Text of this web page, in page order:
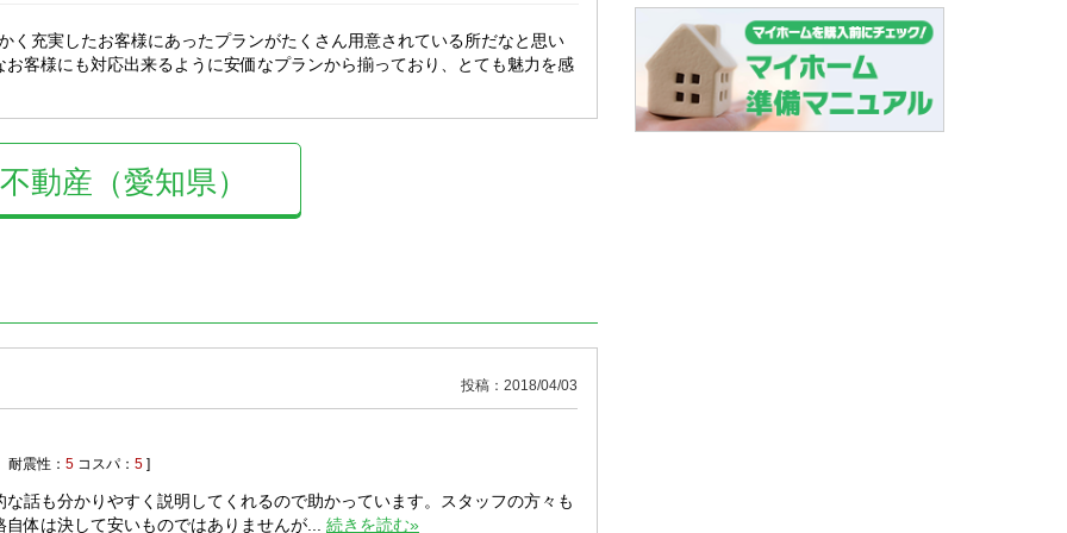
く充実したお客様にあったプランがたくさん用意されている所だなと思い
客様にも対応出来るように安価なプランから揃っており、とても魅力を感
動産（愛知県）
投稿：2018/04/03
震性： 5 コスパ： 5 ]
話も分かりやすく説明してくれるので助かっています。スタッフの方々も
体は決して安いものではありませんが... 続きを読む»